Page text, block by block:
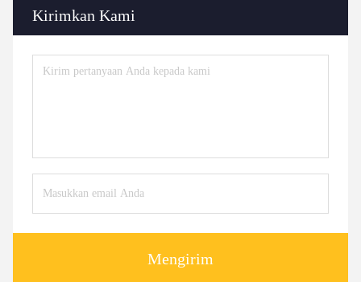
Kirimkan Kami
Mengirim